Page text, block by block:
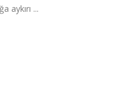
aykırı ...